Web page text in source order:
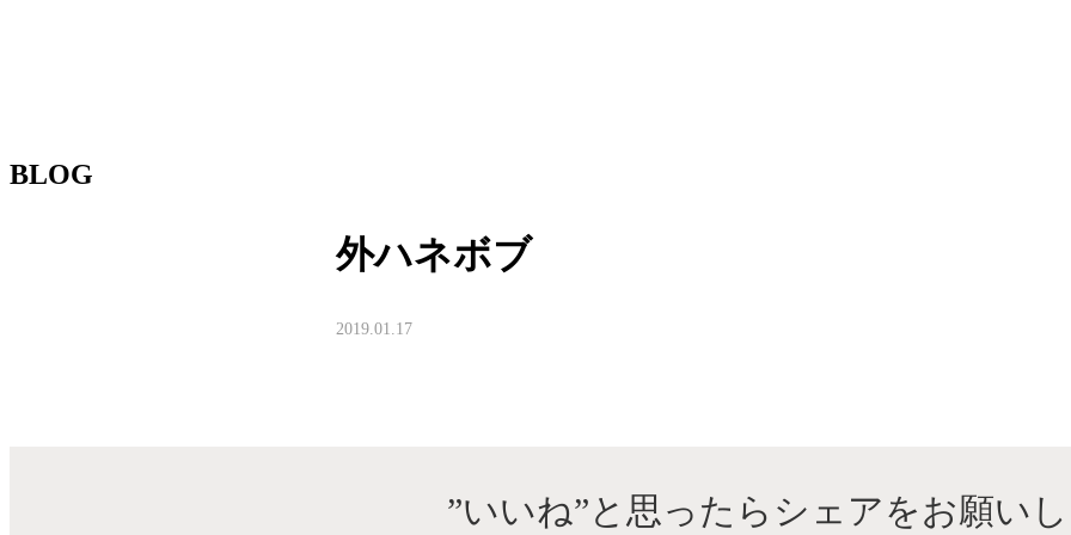
BLOG
外ハネボブ
2019.01.17
”いいね”と思ったらシェアをお願い